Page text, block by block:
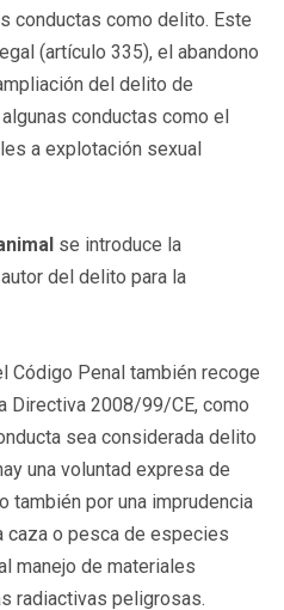
conductas como delito. Este
(artículo 335), el abandono
del delito de
conductas como el
a explotación sexual
se introduce la
del delito para la
Código Penal también recoge
Directiva 2008/99/CE, como
sea considerada delito
una voluntad expresa de
también por una imprudencia
caza o pesca de especies
manejo de materiales
radiactivas peligrosas.